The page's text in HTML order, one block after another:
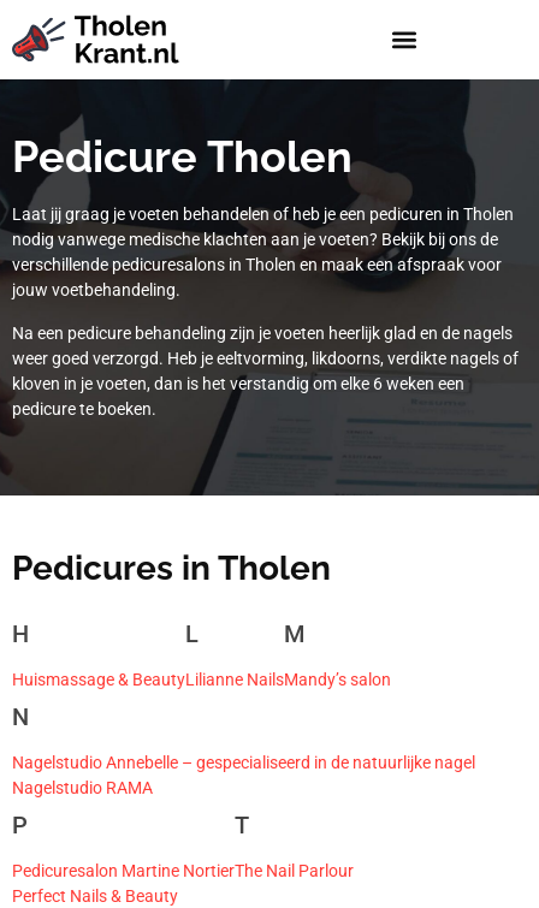
Pedicure Tholen
Laat jij graag je voeten behandelen of heb je een pedicuren in Tholen
nodig vanwege medische klachten aan je voeten? Bekijk bij ons de
verschillende pedicuresalons in Tholen en maak een afspraak voor
jouw voetbehandeling.
Na een pedicure behandeling zijn je voeten heerlijk glad en de nagels
weer goed verzorgd. Heb je eeltvorming, likdoorns, verdikte nagels of
kloven in je voeten, dan is het verstandig om elke 6 weken een
pedicure te boeken.
Pedicures in Tholen
H
Huismassage & Beauty
L
Lilianne Nails
M
Mandy’s salon
N
Nagelstudio Annebelle – gespecialiseerd in de natuurlijke nagel
Nagelstudio RAMA
P
Pedicuresalon Martine Nortier
Perfect Nails & Beauty
T
The Nail Parlour